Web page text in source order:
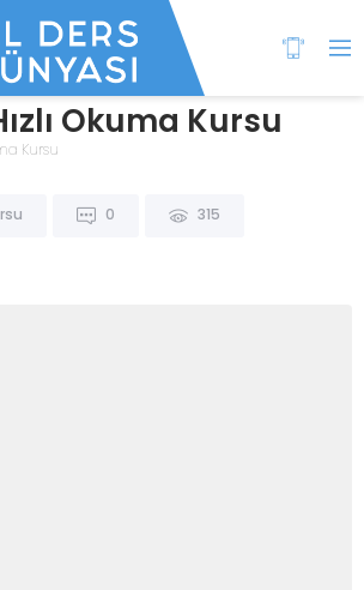
Okuma Kursu
Kursu
0 315